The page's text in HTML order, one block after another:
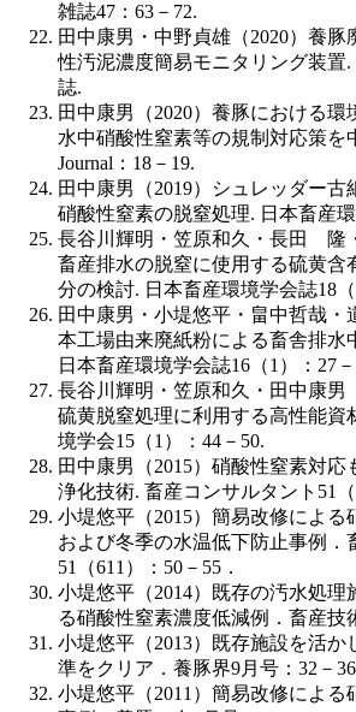
雑誌47：63－72.
田中康男・中野貞雄（2020）養
性汚泥濃度簡易モニタリング装置
誌.
田中康男（2020）養豚における
水中硝酸性窒素等の規制対応策を
Journal：18－19.
田中康男（2019）シュレッダー古
硝酸性窒素の脱窒処理. 日本畜産
長谷川輝明・笠原和久・長田 隆
畜産排水の脱窒に使用する硫黄含
分の検討. 日本畜産環境学会誌18
田中康男・小堤悠平・畠中哲哉・
本工場由来廃紙粉による畜舎排水
日本畜産環境学会誌16（1）：27
長谷川輝明・笠原和久・田中康男
硫黄脱窒処理に利用する高性能資
境学会15（1）：44－50.
田中康男（2015）硝酸性窒素対応
浄化技術. 畜産コンサルタント51
小堤悠平（2015）簡易改修による
および冬季の水温低下防止事例．
51（611）：50－55．
小堤悠平（2014）既存の汚水処理
る硝酸性窒素濃度低減例．畜産技
小堤悠平（2013）既存施設を活か
準をクリア．養豚界9月号：32－36
小堤悠平（2011）簡易改修による